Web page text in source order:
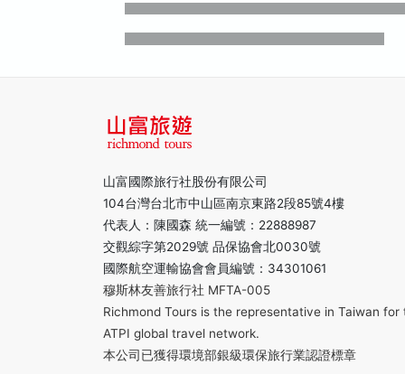
山富國際旅行社股份有限公司
104台灣台北市中山區南京東路2段85號4樓
代表人：陳國森 統一編號：22888987
交觀綜字第2029號 品保協會北0030號
國際航空運輸協會會員編號：34301061
穆斯林友善旅行社 MFTA-005
Richmond Tours is the representative in Taiwan for
ATPI global travel network.
本公司已獲得環境部銀級環保旅行業認證標章